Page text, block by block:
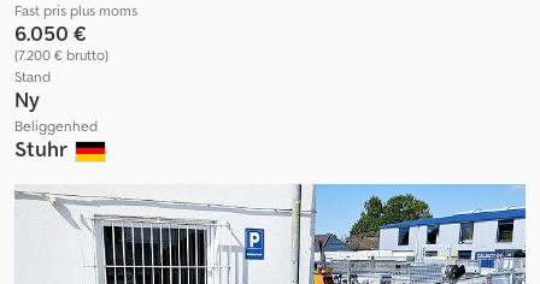
Fast pris plus moms
6.050 €
(7.200 € brutto)
Stand
Ny
Beliggenhed
Stuhr